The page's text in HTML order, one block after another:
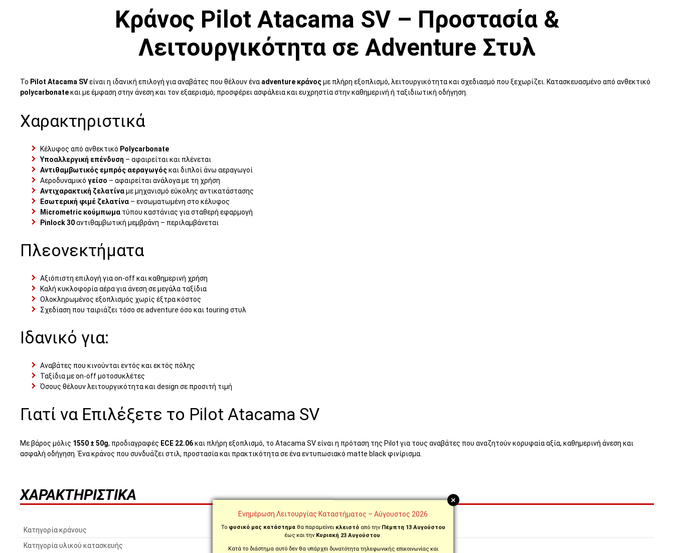
Κράνος Pilot Atacama SV – Προστασία &
Λειτουργικότητα σε Adventure Στυλ
Το Pilot Atacama SVείναι η ιδανική επιλογή για αναβάτες που θέλουν ένα adventure κράνοςμε πλήρη εξοπλισμό, λειτουργικότητα και σχεδιασμό που ξεχωρίζει. Κατασκευασμένο από ανθεκτικό
polycarbonateκαι με έμφαση στην άνεση και τον εξαερισμό, προσφέρει ασφάλεια και ευχρηστία στην καθημερινή ή ταξιδιωτική οδήγηση.
Χαρακτηριστικά
Κέλυφος από ανθεκτικό Polycarbonate
Υποαλλεργική επένδυση – αφαιρείται και πλένεται
Αντιθαμβωτικός εμπρός αεραγωγόςκαι διπλοί άνω αεραγωγοί
Αεροδυναμικό γείσο – αφαιρείται ανάλογα με τη χρήση
Αντιχαρακτική ζελατίναμε μηχανισμό εύκολης αντικατάστασης
Εσωτερική φιμέ ζελατίνα – ενσωματωμένη στο κέλυφος
Micrometric κούμπωμα τύπου καστάνιας για σταθερή εφαρμογή
Pinlock 30αντιθαμβωτική μεμβράνη – περιλαμβάνεται
Πλεονεκτήματα
Αξιόπιστη επιλογή για on-off και καθημερινή χρήση
Καλή κυκλοφορία αέρα για άνεση σε μεγάλα ταξίδια
Ολοκληρωμένος εξοπλισμός χωρίς έξτρα κόστος
Σχεδίαση που ταιριάζει τόσο σε adventure όσο και touring στυλ
Ιδανικό για:
Αναβάτες που κινούνται εντός και εκτός πόλης
Ταξίδια με on-off μοτοσυκλέτες
Όσους θέλουν λειτουργικότητα και design σε προσιτή τιμή
Γιατί να Επιλέξετε το Pilot Atacama SV
Με βάρος μόλις 1550 ± 50g, προδιαγραφές ECE 22.06και πλήρη εξοπλισμό, το Atacama SV είναι η πρόταση της Pilot για τους αναβάτες που αναζητούν κορυφαία αξία, καθημερινή άνεση και
ασφαλή οδήγηση. Ένα κράνος που συνδυάζει στιλ, προστασία και πρακτικότητα σε ένα εντυπωσιακό matte black φινίρισμα.
ΧΑΡΑΚΤΗΡΙΣΤΙΚΆ
Κατηγορία κράνους
ADVENTURE/TRIAL, OFF-ROAD
Κατηγορία υλικού κατασκευής
Θερμοπλαστικό
+
Ενημέρωση Λειτουργίας Καταστήματος – Αύγουστος 2026
Το φυσικό μας κατάστημαθα παραμείνει κλειστό από τηνΠέμπτη 13 Αυγούστου
έως και την Κυριακή 23 Αυγούστου.
Κατά το διάστημα αυτό δεν θα υπάρχει δυνατότητα τηλεφωνικής επικοινωνίας και